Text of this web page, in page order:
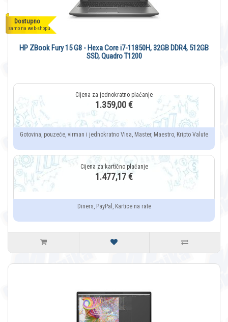
Dostupno
samo na web-shopu
HP ZBook Fury 15 G8 - Hexa Core i7-11850H, 32GB DDR4, 512GB
SSD, Quadro T1200
1.359,00 €
Gotovina, pouzeće, virman i jednokratno Visa, Master, Maestro, Kripto Valute
1.477,17 €
Diners, PayPal, Kartice na rate